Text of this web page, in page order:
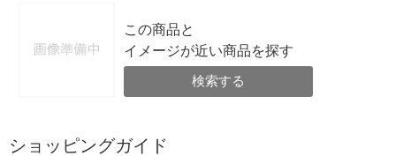
この商品と
イメージが近い商品を探す
検索する
ショッピングガイド